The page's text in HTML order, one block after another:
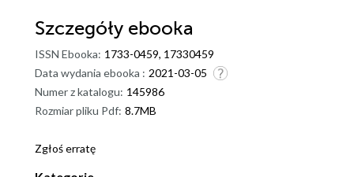
Szczegóły ebooka
ISSN Ebooka: 1733-0459, 17330459
Data wydania ebooka : 2021-03-05
Numer z katalogu: 145986
Rozmiar pliku Pdf: 8.7MB
Zgłoś erratę